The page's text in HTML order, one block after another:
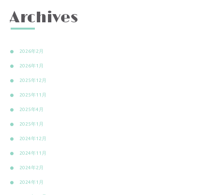
Archives
2026年2月
2026年1月
2025年12月
2025年11月
2025年4月
2025年1月
2024年12月
2024年11月
2024年2月
2024年1月